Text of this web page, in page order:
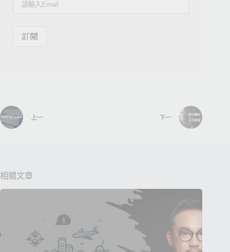
上一 下一
相關文章